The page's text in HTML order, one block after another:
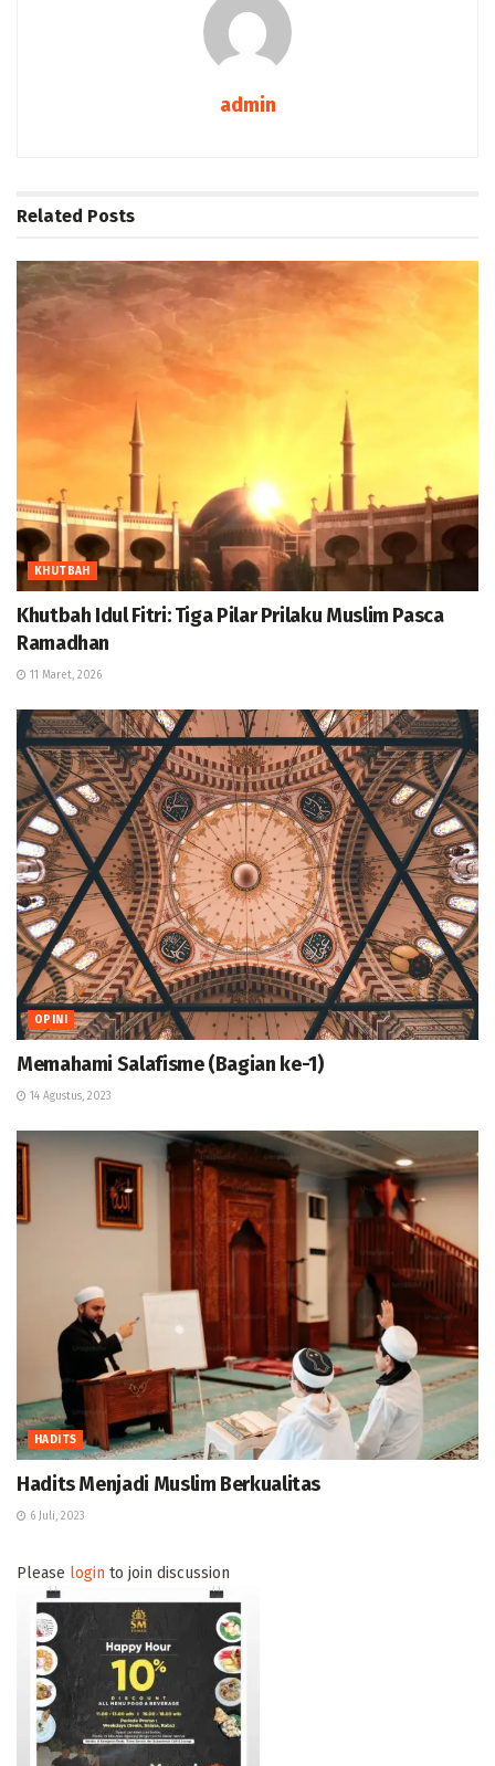
admin
Related Posts
KHUTBAH
Khutbah Idul Fitri: Tiga Pilar Prilaku Muslim Pasca
Ramadhan
11 Maret, 2026
OPINI
Memahami Salafisme (Bagian ke-1)
14 Agustus, 2023
HADITS
Hadits Menjadi Muslim Berkualitas
6 Juli, 2023
Please login to join discussion